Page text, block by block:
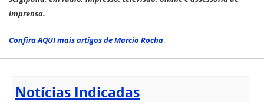
imprensa.
Confira AQUI mais artigos de Marcio Rocha.
Notícias Indicadas